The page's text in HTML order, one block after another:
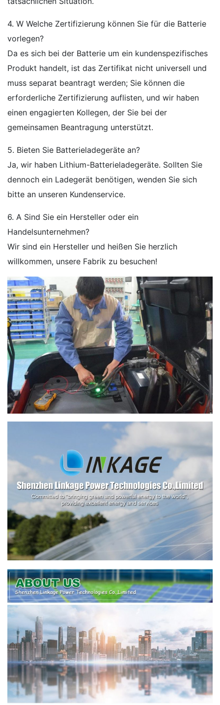
4. W Welche Zertifizierung können Sie für die Batterie
vorlegen?
Da es sich bei der Batterie um ein kundenspezifisches
Produkt handelt, ist das Zertifikat nicht universell und
muss separat beantragt werden; Sie können die
erforderliche Zertifizierung auflisten, und wir haben
einen engagierten Kollegen, der Sie bei der
gemeinsamen Beantragung unterstützt.
5. Bieten Sie Batterieladegeräte an?
Ja, wir haben Lithium-Batterieladegeräte. Sollten Sie
dennoch ein Ladegerät benötigen, wenden Sie sich
bitte an unseren Kundenservice.
6. A Sind Sie ein Hersteller oder ein
Handelsunternehmen?
Wir sind ein Hersteller und heißen Sie herzlich
willkommen, unsere Fabrik zu besuchen!